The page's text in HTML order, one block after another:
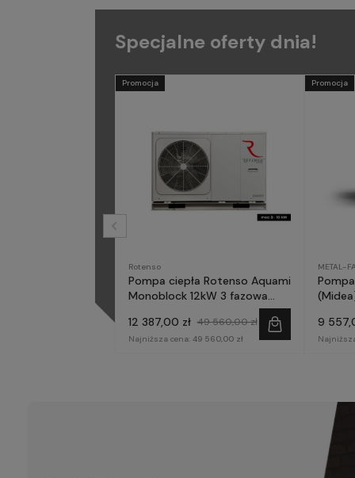
Specjalne oferty dnia!
Rotenso
Pompa ciepła Rotenso Aquami
Monoblock 12kW 3 fazowa
12 387,00 zł 49 560,00 zł
Najniższa cena: 49 560,00 zł
Promocja
METAL-
9
Promocja